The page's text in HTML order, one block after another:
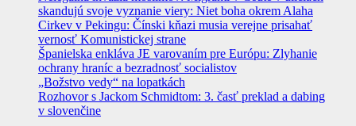
skandujú svoje vyznanie viery: Niet boha okrem Alaha
Cirkev v Pekingu: Čínski kňazi musia verejne prisahať
vernosť Komunistickej strane
Španielska enkláva JE varovaním pre Európu: Zlyhanie
ochrany hraníc a bezradnosť socialistov
„Božstvo vedy“ na lopatkách
Rozhovor s Jackom Schmidtom: 3. časť preklad a dabing
v slovenčine